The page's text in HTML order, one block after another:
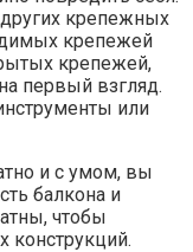
других крепежных
крепежей
крепежей,
первый взгляд.​
или
и с умом, вы
балкона и
чтобы